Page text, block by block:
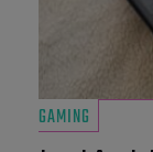
GAMING